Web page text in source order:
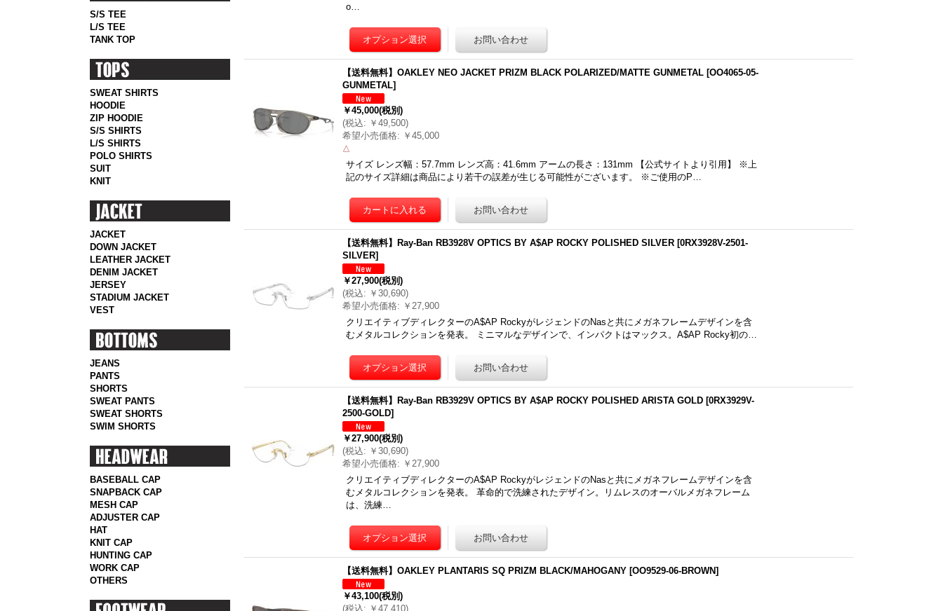
S/S TEE
L/S TEE
TANK TOP
SWEAT SHIRTS
HOODIE
ZIP HOODIE
S/S SHIRTS
L/S SHIRTS
POLO SHIRTS
SUIT
KNIT
JACKET
DOWN JACKET
LEATHER JACKET
DENIM JACKET
JERSEY
STADIUM JACKET
VEST
JEANS
PANTS
SHORTS
SWEAT PANTS
SWEAT SHORTS
SWIM SHORTS
BASEBALL CAP
SNAPBACK CAP
MESH CAP
ADJUSTER CAP
HAT
KNIT CAP
HUNTING CAP
WORK CAP
OTHERS
o…
【送料無料】OAKLEY NEO JACKET PRIZM BLACK POLARIZED/MATTE GUNMETAL [OO4065-05-
GUNMETAL]
￥45,000(税別)
(税込: ￥49,500)
希望小売価格: ￥45,000
△
サイズ レンズ幅：57.7mm レンズ高：41.6mm アームの長さ：131mm 【公式サイトより引用】 ※上
記のサイズ詳細は商品により若干の誤差が生じる可能性がございます。 ※ご使用のP…
【送料無料】Ray-Ban RB3928V OPTICS BY A$AP ROCKY POLISHED SILVER [0RX3928V-2501-
SILVER]
￥27,900(税別)
(税込: ￥30,690)
希望小売価格: ￥27,900
クリエイティブディレクターのA$AP RockyがレジェンドのNasと共にメガネフレームデザインを含
むメタルコレクションを発表。 ミニマルなデザインで、インパクトはマックス。A$AP Rocky初の…
【送料無料】Ray-Ban RB3929V OPTICS BY A$AP ROCKY POLISHED ARISTA GOLD [0RX3929V-
2500-GOLD]
￥27,900(税別)
(税込: ￥30,690)
希望小売価格: ￥27,900
クリエイティブディレクターのA$AP RockyがレジェンドのNasと共にメガネフレームデザインを含
むメタルコレクションを発表。 革命的で洗練されたデザイン。リムレスのオーバルメガネフレーム
は、洗練…
【送料無料】OAKLEY PLANTARIS SQ PRIZM BLACK/MAHOGANY [OO9529-06-BROWN]
￥43,100(税別)
(税込: ￥47,410)